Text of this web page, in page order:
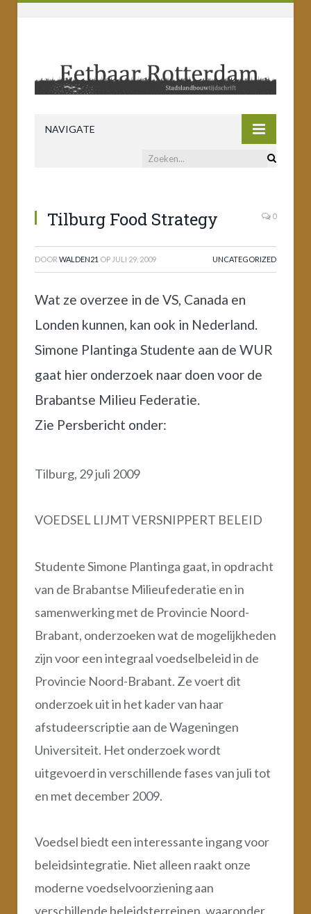
NAVIGATE
Tilburg Food Strategy 0
DOOR WALDEN21 OP JULI 29, 2009 UNCATEGORIZED
Wat ze overzee in de VS, Canada en
Londen kunnen, kan ook in Nederland.
Simone Plantinga Studente aan de WUR
gaat hier onderzoek naar doen voor de
Brabantse Milieu Federatie.
Zie Persbericht onder:
Tilburg, 29 juli 2009
VOEDSEL LIJMT VERSNIPPERT BELEID
Studente Simone Plantinga gaat, in opdracht
van de Brabantse Milieufederatie en in
samenwerking met de Provincie Noord-
Brabant, onderzoeken wat de mogelijkheden
zijn voor een integraal voedselbeleid in de
Provincie Noord-Brabant. Ze voert dit
onderzoek uit in het kader van haar
afstudeerscriptie aan de Wageningen
Universiteit. Het onderzoek wordt
uitgevoerd in verschillende fases van juli tot
en met december 2009.
Voedsel biedt een interessante ingang voor
beleidsintegratie. Niet alleen raakt onze
moderne voedselvoorziening aan
verschillende beleidsterreinen, waaronder